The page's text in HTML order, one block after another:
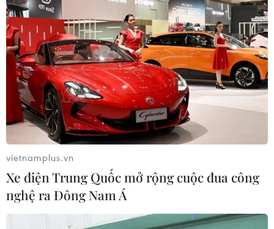
Nguy cơ bị lừa đảo sau khi kết bạn trên các
trang mạng hẹn hò
vietnamplus.vn
Xe điện Trung Quốc mở rộng cuộc đua công
nghệ ra Đông Nam Á